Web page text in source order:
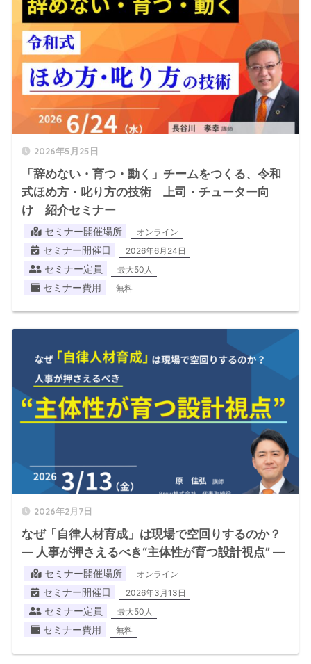
2026年5月25日
「辞めない・育つ・動く」チームをつくる、令和
式ほめ方・叱り方の技術 上司・チューター向
け 紹介セミナー
セミナー開催場所 オンライン
セミナー開催日 2026年6月24日
セミナー定員 最大50人
セミナー費用 無料
2026年2月7日
なぜ「自律人材育成」は現場で空回りするのか？
― 人事が押さえるべき“主体性が育つ設計視点” ―
セミナー開催場所 オンライン
セミナー開催日 2026年3月13日
セミナー定員 最大50人
セミナー費用 無料